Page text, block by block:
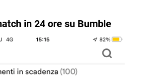
in 24 ore su Bumble